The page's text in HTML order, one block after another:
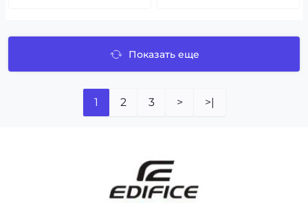
Показать еще
1 2 3 > >|